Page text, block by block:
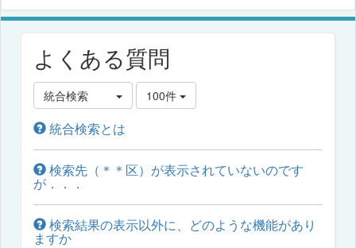
よくある質問
統合検索 100件
統合検索とは
検索先（＊＊区）が表示されていないのです
が．．．
検索結果の表示以外に、どのような機能があり
ますか